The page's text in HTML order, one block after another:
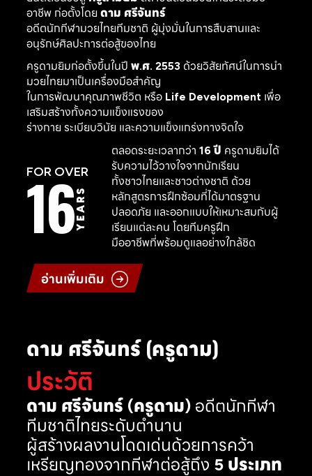
อาชีพ ก่อตั้งโดย ดาม ศรีจันทร์
อดีตนักกีฬามวยไทยทีมชาติ ผู้มุ่งมั่นในการสืบสานและ
อนุรักษ์ศิลปะการต่อสู้ของไทย
ครูดามยิมก่อตั้งขึ้นในปี พ.ศ. 2553ด้วยวิสัยทัศน์ในการนำ
มวยไทยมาเป็นเครื่องมือสำคัญ
ในการพัฒนาคุณภาพชีวิต หรือ Life Developmentเพื่อ
เสริมสร้างทั้งความแข็งแรงของ
ร่างกาย ระเบียบวินัย และความแข็งแกร่งทางจิตใจ
FOR OVER
16YEARS
ตลอดระยะเวลากว่า 16 ปี ครูดามยิมได้
รับความไว้วางใจจากนักเรียน
ทั้งชาวไทยและชาวต่างชาติ ด้วย
หลักสูตรการฝึกซ้อมที่ได้มาตรฐาน
ปลอดภัย และออกแบบให้เหมาะสมกับผู้
เรียนแต่ละคน โดยทีมครูฝึก
มืออาชีพที่พร้อมดูแลอย่างใกล้ชิด
อ่านเพิ่มเติม
ดาม ศรีจันทร์ (ครูดาม)
ประวัติ
ดาม ศรีจันทร์ (ครูดาม)อดีตนักกีฬา
ทีมชาติไทยระดับตำนาน
ผู้สร้างผลงานโดดเด่นด้วยการคว้า
เหรียญทองจากกีฬาต่อสู้ถึง 5 ประเภท